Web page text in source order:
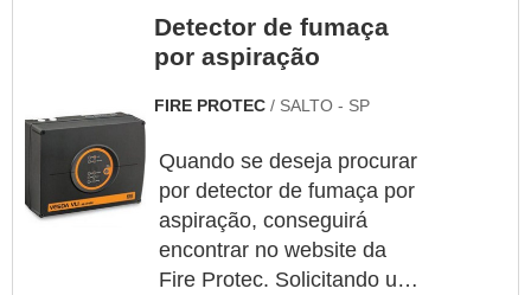
Detector de fumaça
por aspiração
FIRE PROTEC / SALTO - SP
Quando se deseja procurar
por detector de fumaça por
aspiração, conseguirá
encontrar no website da
Fire Protec. Solicitando um